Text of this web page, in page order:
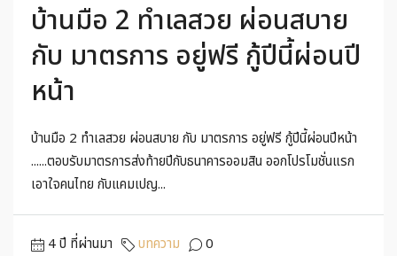
บ้านมือ 2 ทำเลสวย ผ่อนสบาย
กับ มาตรการ อยู่ฟรี กู้ปีนี้ผ่อนปี
หน้า
บ้านมือ 2 ทำเลสวย ผ่อนสบาย กับ มาตรการ อยู่ฟรี กู้ปีนี้ผ่อนปีหน้า
......ตอบรับมาตรการส่งท้ายปีกับธนาคารออมสิน ออกโปรโมชั่นแรก
เอาใจคนไทย กับแคมเปญ...
4 ปี ที่ผ่านมา บทความ 0